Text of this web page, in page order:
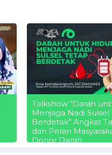
Talkshow “Darah
Menjaga Nadi Sulsel
Berdetak” Angkat
dan Peran
Donor Darah